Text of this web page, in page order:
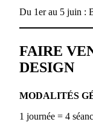
Du 1er au 5 juin :
FAIRE
DESIGN
MODALITÉS
1 journée = 4